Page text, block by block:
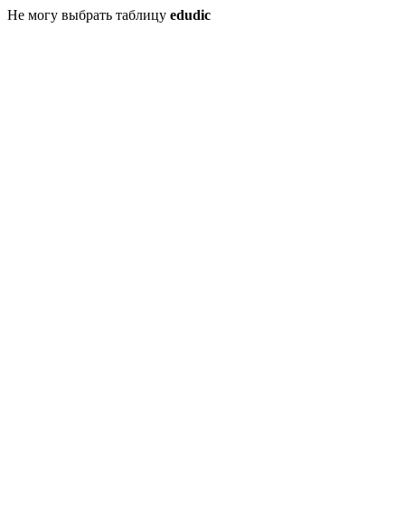
Не могу выбрать таблицу edudic